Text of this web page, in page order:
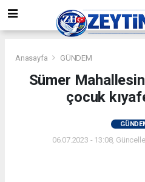
Anasayfa GÜNDEM
Sümer
çocuk
06.07.2023 - 13:08,